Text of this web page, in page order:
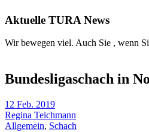
Aktuelle TURA News
Wir bewegen viel. Auch Sie , wenn
Bundesligaschach in
12 Feb. 2019
Regina Teichmann
Allgemein, Schach